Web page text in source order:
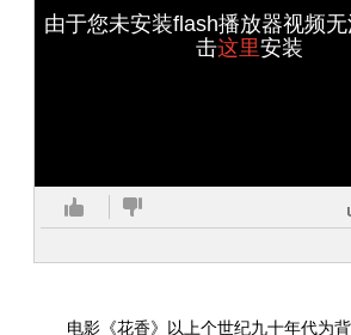
由于您未安装flash播放器视频
击这里安装
电影《花香》以上个世纪九十年代为背